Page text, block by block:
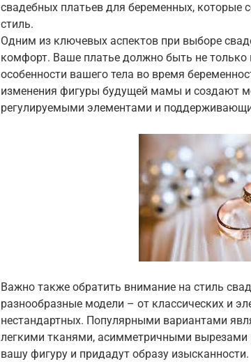
свадебных платьев для беременных, которые
стиль.
Одним из ключевых аспектов при выборе
комфорт. Ваше платье должно быть не
особенности вашего тела во время
изменения фигуры будущей мамы и создают
регулируемыми элементами и
Важно также обратить внимание на стиль
разнообразные модели – от классических и
нестандартных. Популярными вариантами
легкими тканями, асимметричными вырезами
вашу фигуру и придадут образу изысканности.